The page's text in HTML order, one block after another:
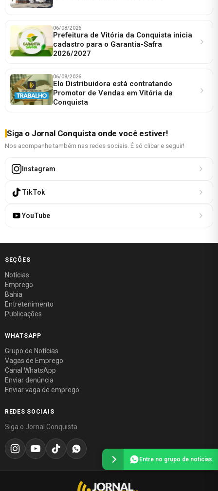
06/08/2026
Prefeitura de Vitória da Conquista inicia
cadastro para o Garantia-Safra
2026/2027
06/08/2026
Elo Distribuidora está contratando
Promotor de Vendas em Vitória da
Conquista
Siga o Jornal Conquista onde você estiver!
Nos acompanhe também nas redes sociais. É só clicar e seguir!
Instagram
TikTok
YouTube
SEÇÕES
Notícias
Emprego
Bahia
Entretenimento
Publicações
WHATSAPP
Grupo de Notícias
Vagas de Emprego
Canal WhatsApp
Enviar denúncia
Enviar vaga de emprego
REDES SOCIAIS
Siga o Jornal Conquista
Entre no grupo de notícias